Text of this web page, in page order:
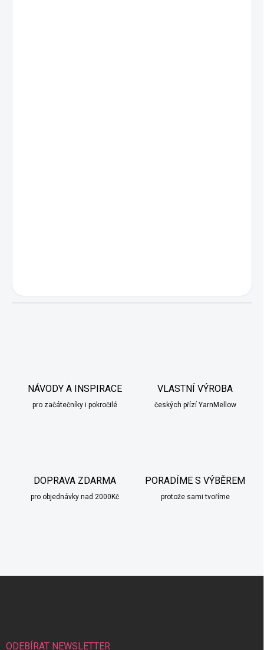
NÁVODY A INSPIRACE
pro začátečníky i pokročilé
VLASTNÍ VÝROBA
českých přízí YarnMellow
DOPRAVA ZDARMA
pro objednávky nad 2000Kč
PORADÍME S VÝBĚREM
protože sami tvoříme
ODEBÍRAT NEWSLETTER